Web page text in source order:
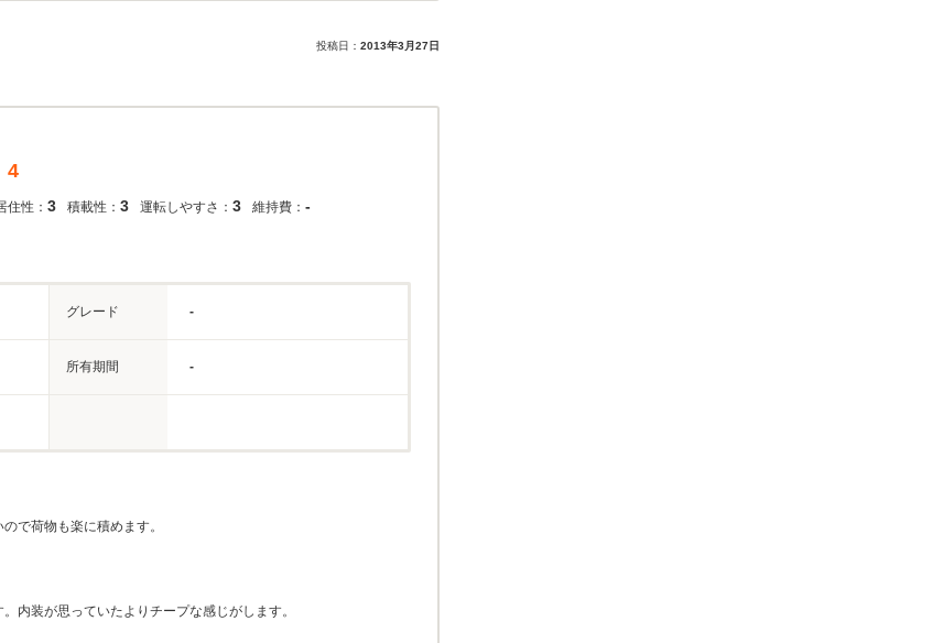
投稿日： 2013年3月27日
4
住性： 3 積載性： 3 運転しやすさ： 3 維持費： -
グレード -
所有期間 -
で荷物も楽に積めます。
内装が思っていたよりチープな感じがします。